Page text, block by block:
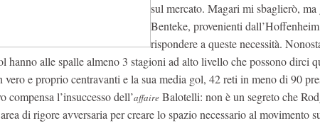
sul mercato. Magari mi sbaglierò,
Benteke, provenienti
rispondere a queste necessità.
hanno alle spalle almeno 3 stagioni ad alto livello che possono dirci
vero e proprio centravanti e la sua media gol, 42 reti in meno di 90
compensa l’insuccesso dell’affaire Balotelli: non è un segreto che
di rigore avversaria per creare lo spazio necessario al movimento